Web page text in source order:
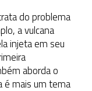
do problema
a vulcana
injeta em seu
aborda o
é mais um tema